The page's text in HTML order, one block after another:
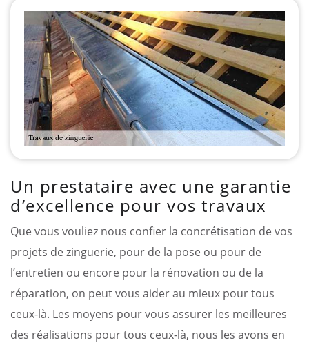
Un prestataire avec une garantie
d’excellence pour vos travaux
Que vous vouliez nous confier la concrétisation de vos
projets de zinguerie, pour de la pose ou pour de
l’entretien ou encore pour la rénovation ou de la
réparation, on peut vous aider au mieux pour tous
ceux-là. Les moyens pour vous assurer les meilleures
des réalisations pour tous ceux-là, nous les avons en